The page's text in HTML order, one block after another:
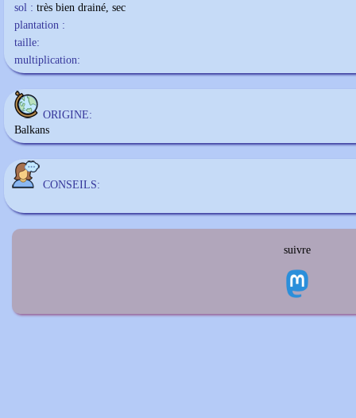
sol : très bien drainé, sec
plantation :
taille:
multiplication:
ORIGINE:
Balkans
CONSEILS:
suivre